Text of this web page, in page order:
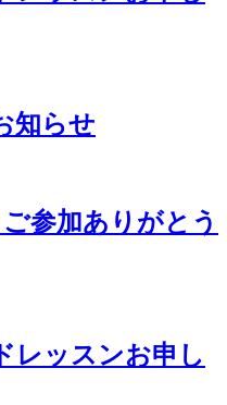
知らせ
参加ありがとう
レッスンお申し